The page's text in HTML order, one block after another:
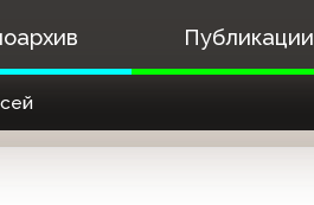
Публикации